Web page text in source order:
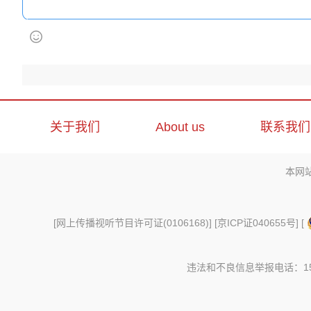
关于我们 About us 联系我们
本网
[网上传播视听节目许可证(0106168)] [京ICP证040655号] [
违法和不良信息举报电话：